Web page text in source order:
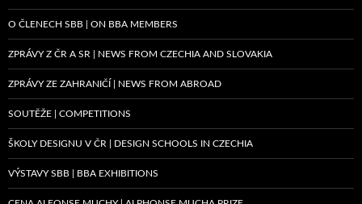
O ČLENECH SBB | ON BBA MEMBERS
ZPRÁVY Z ČR A SR | NEWS FROM CZECHIA AND SLOVAKIA
ZPRÁVY ZE ZAHRANIČÍ | NEWS FROM ABROAD
SOUTĚŽE | COMPETITIONS
ŠKOLY DESIGNU V ČR | DESIGN SCHOOLS IN CZECHIA
VÝSTAVY SBB | BBA EXHIBITIONS